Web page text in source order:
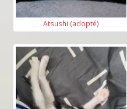
Atsushi (adopté)